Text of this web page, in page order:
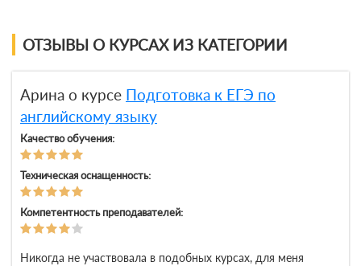
ОТЗЫВЫ О КУРСАХ ИЗ КАТЕГОРИИ
Арина о курсе Подготовка к ЕГЭ по
английскому языку
Качество обучения:
Техническая оснащенность:
Компетентность преподавателей:
Никогда не участвовала в подобных курсах, для меня